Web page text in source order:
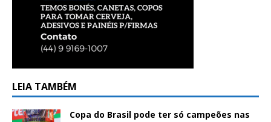
LEIA TAMBÉM
Copa do Brasil pode ter só campeões nas